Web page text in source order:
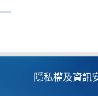
隱私權及資訊